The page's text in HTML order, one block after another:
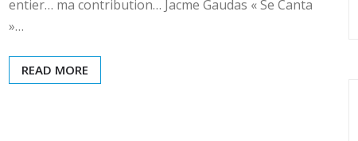
entier… ma contribution… Jacme Gaudas « Se Canta
»…
READ MORE